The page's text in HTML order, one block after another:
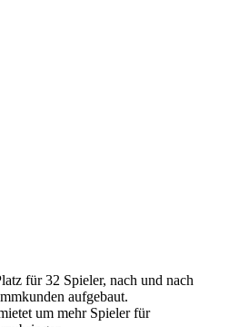
für 32 Spieler, nach und nach
aufgebaut.
um mehr Spieler für